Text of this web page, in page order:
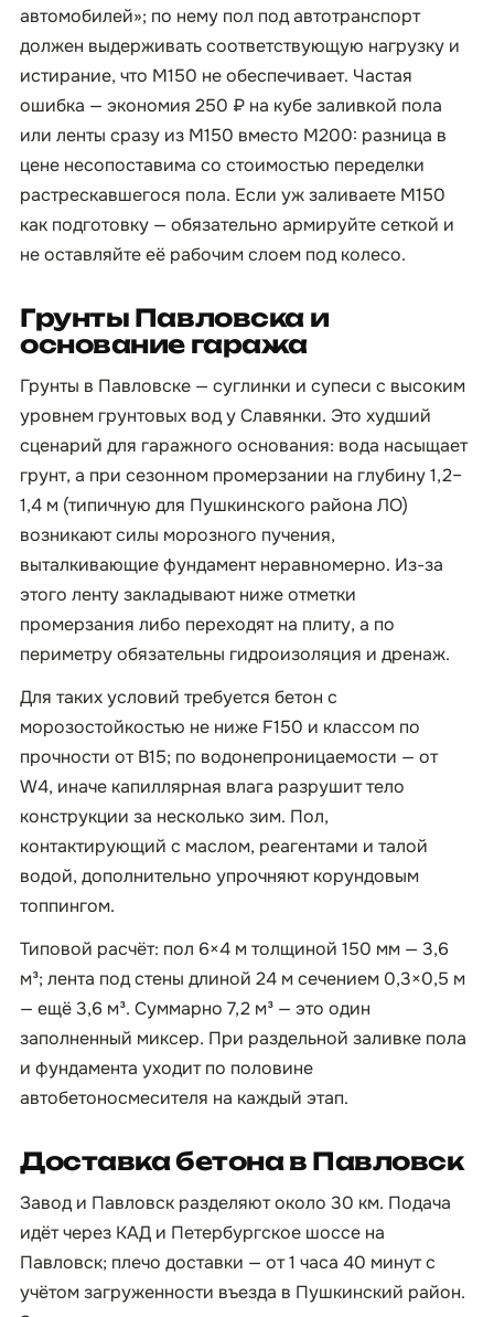
автомобилей»; по нему пол под автотранспорт
должен выдерживать соответствующую нагрузку и
истирание, что М150 не обеспечивает. Частая
ошибка — экономия 250 ₽ на кубе заливкой пола
или ленты сразу из М150 вместо М200: разница в
цене несопоставима со стоимостью переделки
растрескавшегося пола. Если уж заливаете М150
как подготовку — обязательно армируйте сеткой и
не оставляйте её рабочим слоем под колесо.
Грунты Павловска и
основание гаража
Грунты в Павловске — суглинки и супеси с высоким
уровнем грунтовых вод у Славянки. Это худший
сценарий для гаражного основания: вода насыщает
грунт, а при сезонном промерзании на глубину 1,2–
1,4 м (типичную для Пушкинского района ЛО)
возникают силы морозного пучения,
выталкивающие фундамент неравномерно. Из-за
этого ленту закладывают ниже отметки
промерзания либо переходят на плиту, а по
периметру обязательны гидроизоляция и дренаж.
Для таких условий требуется бетон с
морозостойкостью не ниже F150 и классом по
прочности от B15; по водонепроницаемости — от
W4, иначе капиллярная влага разрушит тело
конструкции за несколько зим. Пол,
контактирующий с маслом, реагентами и талой
водой, дополнительно упрочняют корундовым
топпингом.
Типовой расчёт: пол 6×4 м толщиной 150 мм — 3,6
м³; лента под стены длиной 24 м сечением 0,3×0,5 м
— ещё 3,6 м³. Суммарно 7,2 м³ — это один
заполненный миксер. При раздельной заливке пола
и фундамента уходит по половине
автобетоносмесителя на каждый этап.
Доставка бетона в Павловск
Завод и Павловск разделяют около 30 км. Подача
идёт через КАД и Петербургское шоссе на
Павловск; плечо доставки — от 1 часа 40 минут с
учётом загруженности въезда в Пушкинский район.